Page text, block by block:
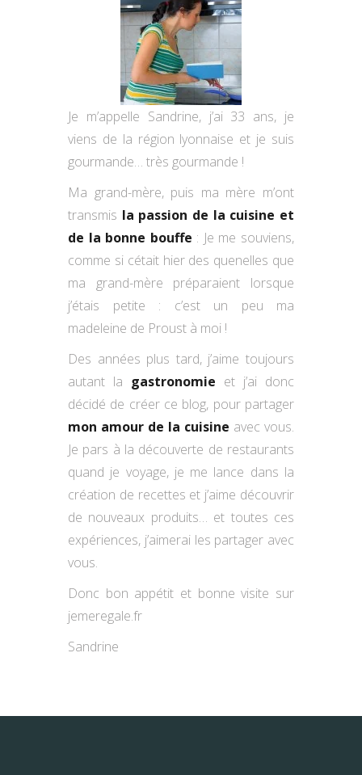
Je m’appelle Sandrine, j’ai 33 ans, je
viens de la région lyonnaise et je suis
gourmande… très gourmande !
Ma grand-mère, puis ma mère m’ont
transmis la passion de la cuisine et
de la bonne bouffe : Je me souviens,
comme si cétait hier des quenelles que
ma grand-mère préparaient lorsque
j’étais petite : c’est un peu ma
madeleine de Proust à moi !
Des années plus tard, j’aime toujours
autant la gastronomie et j’ai donc
décidé de créer ce blog, pour partager
mon amour de la cuisine avec vous.
Je pars à la découverte de restaurants
quand je voyage, je me lance dans la
création de recettes et j’aime découvrir
de nouveaux produits… et toutes ces
expériences, j’aimerai les partager avec
vous.
Donc bon appétit et bonne visite sur
jemeregale.fr
Sandrine